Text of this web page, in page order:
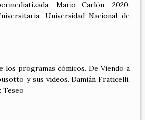
Mario Carlón, 2020.
Universidad Nacional de
los programas cómicos. De Viendo a
y sus videos. Damián Fraticelli,
Teseo